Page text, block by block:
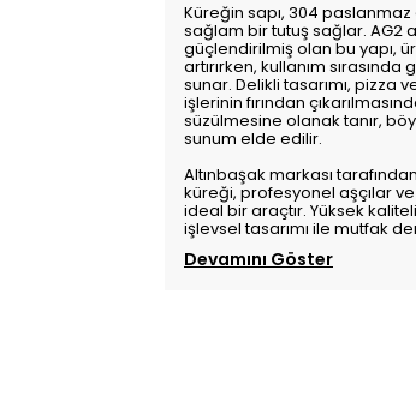
Küreğin sapı, 304
sağlam bir tutuş sağlar. AG2
güçlendirilmiş olan bu yapı,
artırırken, kullanım
sunar. Delikli tasarımı, pizza
işlerinin fırından
süzülmesine olanak tanır,
sunum elde edilir.
Altınbaşak markası
küreği, profesyonel aşçılar
ideal bir araçtır. Yüksek
işlevsel tasarımı ile mutfak
Devamını Göster